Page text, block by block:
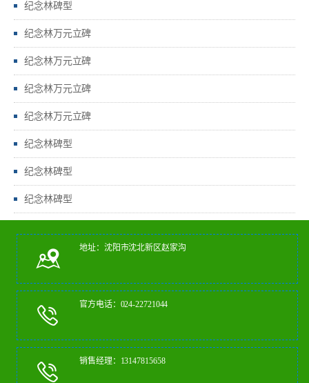
纪念林碑型
纪念林万元立碑
纪念林万元立碑
纪念林万元立碑
纪念林万元立碑
纪念林碑型
纪念林碑型
纪念林碑型
地址：沈阳市沈北新区赵家沟
官方电话：024-22721044
销售经理：13147815658